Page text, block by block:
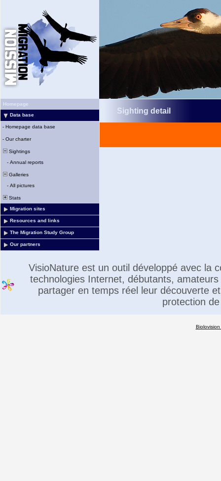
Homepage
Data base
- Homepage data base
- Our charter
Sightings
- Annual reports
Galleries
- All pictures
Stats
Migration sites
Resources and links
The Migration Study Group
Our partners
Sighting detail
VisioNature est un outil développé avec la
technologies Internet, débutants,
partager en temps réel leur découverte
protection
Biolovision